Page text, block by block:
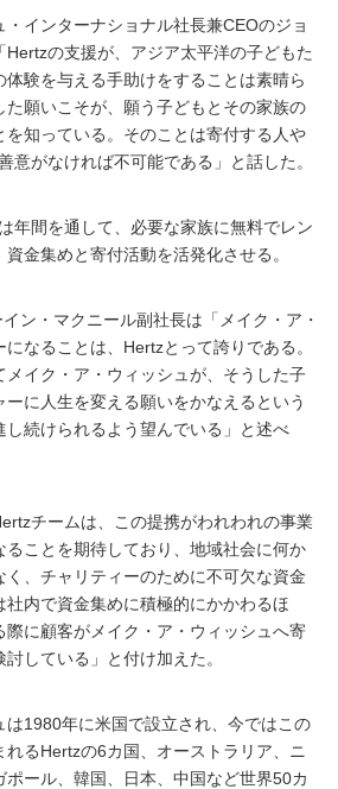
・インターナショナル社長兼CEOのジョ
Hertzの支援が、アジア太平洋の子どもた
体験を与える手助けをすることは素晴ら
た願いこそが、願う子どもとその家族の
を知っている。そのことは寄付する人や
意がなければ不可能である」と話した。
年間を通して、必要な家族に無料でレン
金集めと寄付活動を活発化させる。
ン・マクニール副社長は「メイク・ア・
なることは、Hertzとって誇りである。
メイク・ア・ウィッシュが、そうした子
ーに人生を変える願いをかなえるという
し続けられるよう望んでいる」と述べ
チームは、この提携がわれわれの事業
ることを期待しており、地域社会に何か
、チャリティーのために不可欠な資金
内で資金集めに積極的にかかわるほ
際に顧客がメイク・ア・ウィッシュへ寄
している」と付け加えた。
は1980年に米国で設立され、今ではこの
れるHertzの6カ国、オーストラリア、ニ
ポール、韓国、日本、中国など世界50カ